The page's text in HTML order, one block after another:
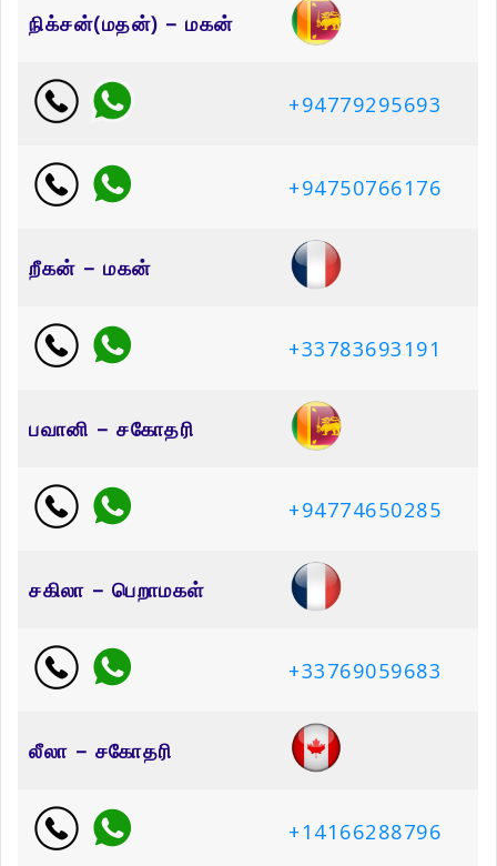
நிக்சன்(மதன்) – மகன்
+94779295693
+94750766176
றீகன் – மகன்
+33783693191
பவானி – சகோதரி
+94774650285
சகிலா – பெறாமகள்
+33769059683
லீலா – சகோதரி
+14166288796